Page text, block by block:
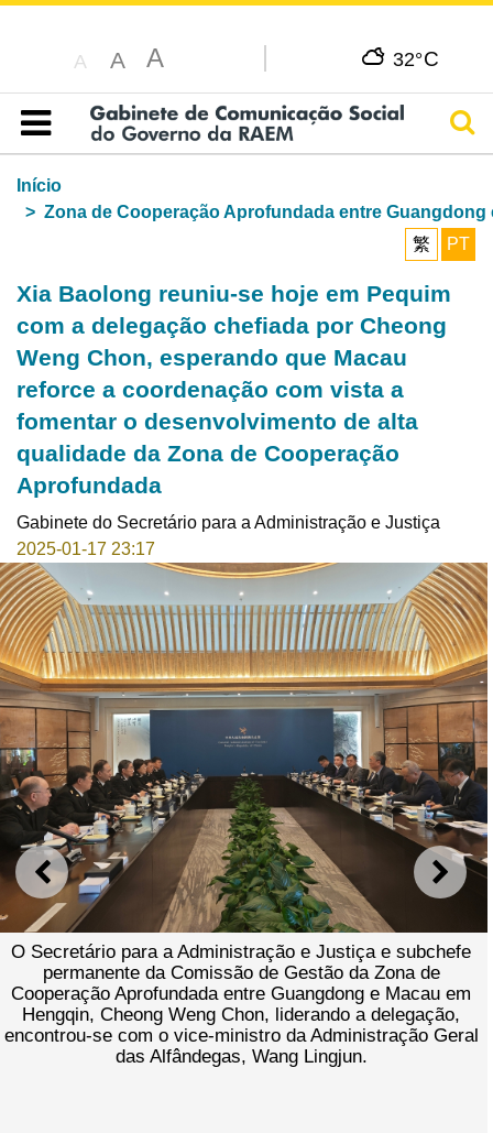
A A A 32°C
Índice
Início
Zona de Cooperação Aprofundada entre Guangdong
繁
PT
Xia Baolong reuniu-se hoje em Pequim
com a delegação chefiada por Cheong
Weng Chon, esperando que Macau
reforce a coordenação com vista a
fomentar o desenvolvimento de alta
qualidade da Zona de Cooperação
Aprofundada
Gabinete do Secretário para a Administração e Justiça
2025-01-17 23:17
ANTERIOR
O Secretário para a Administração e Justiça e subchefe
permanente da Comissão de Gestão da Zona de
Cooperação Aprofundada entre Guangdong e Macau em
Hengqin, Cheong Weng Chon, liderando a delegação,
encontrou-se com o vice-ministro da Administração Geral
das Alfândegas, Wang Lingjun.